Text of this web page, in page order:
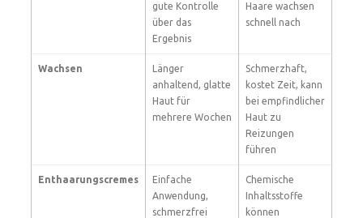
gute Kontrolle
über das
Ergebnis
Haare wachsen
schnell nach
Wachsen
Länger
anhaltend, glatte
Haut für
mehrere Wochen
Schmerzhaft,
kostet Zeit, kann
bei empfindlicher
Haut zu
Reizungen
führen
Enthaarungscremes
Einfache
Anwendung,
schmerzfrei
Chemische
Inhaltsstoffe
können